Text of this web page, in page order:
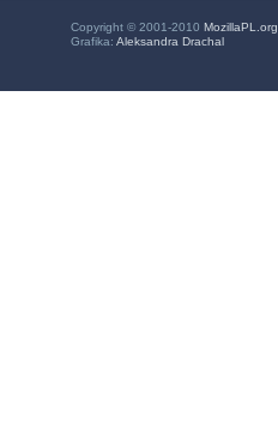
Copyright © 2001-2010 MozillaPL.org
Grafika: Aleksandra Drachal